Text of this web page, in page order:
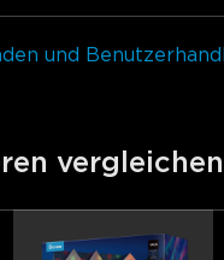
und
vergleichen